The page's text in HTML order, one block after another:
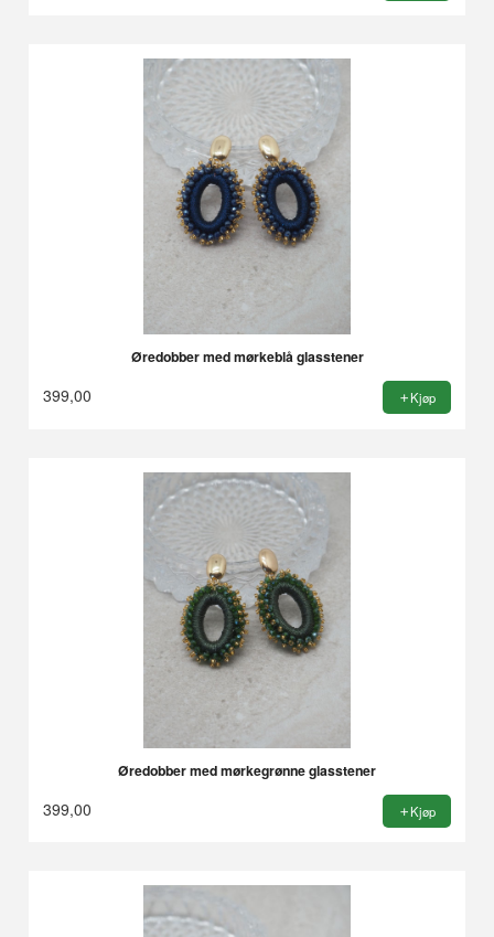
Øredobber med mørkeblå glasstener
399,00 Kjøp
Øredobber med mørkegrønne glasstener
399,00 Kjøp